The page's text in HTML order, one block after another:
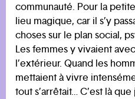
communauté. Pour la
lieu magique, car il s’y
choses sur le plan social,
Les femmes y vivaient
l’extérieur. Quand les
mettaient à vivre
tout s’arrêtait… C’est là